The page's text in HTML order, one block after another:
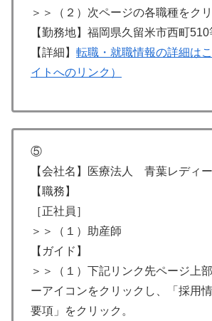
＞＞（２）次ページの各職種をク
【勤務地】福岡県久留米市西町510
【詳細】 転職・就職情報の詳細は
イトへのリンク）
⑤
【会社名】医療法人 青葉レディ
【職務】
［正社員］
＞＞（１）助産師
【ガイド】
＞＞（１）下記リンク先ページ上
ーアイコンをクリックし、「採用
要項」をクリック。